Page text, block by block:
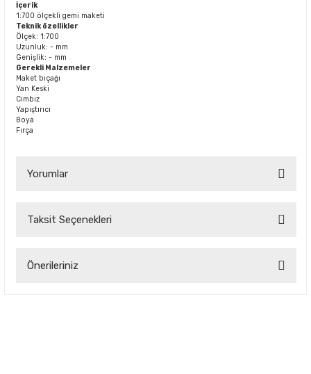
İçerik
1:700 ölçekli gemi maketi
Teknik özellikler
Ölçek: 1:700
Uzunluk: - mm
Genişlik: - mm
Gerekli Malzemeler
Maket bıçağı
Yan Keski
Cımbız
Yapıştırıcı
Boya
Fırça
Yorumlar
Taksit Seçenekleri
Önerileriniz